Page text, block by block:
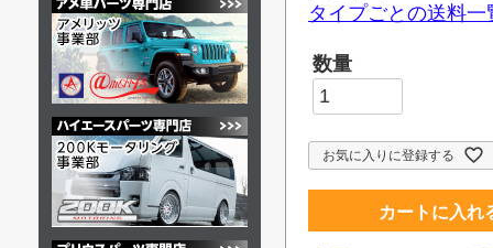
タイプごとの送料一
お気に入りに登録する
カートに入れ